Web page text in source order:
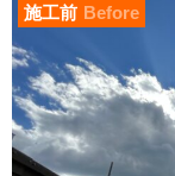
施工前 Before